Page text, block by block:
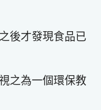
後才發現食品已
之為一個環保教